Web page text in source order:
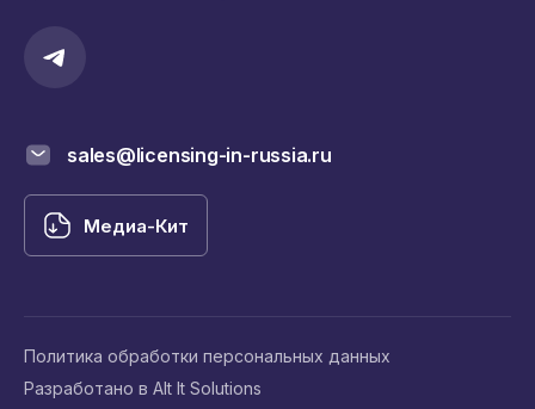
sales@licensing-in-russia.ru
Медиа-Кит
Политика обработки персональных данных
Разработано в Alt It Solutions